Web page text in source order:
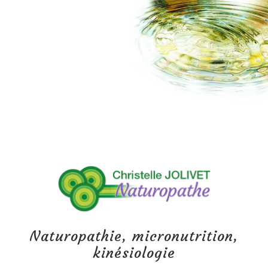
Naturopathie, micronutrition,
kinésiologie